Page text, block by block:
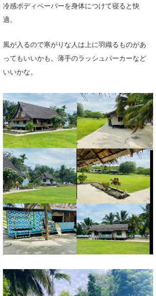
冷感ボディペーパーを身体につけて寝ると快
適。
風が入るので寒がりな人は上に羽織るものがあ
ってもいいかも。薄手のラッシュパーカーなど
いいかな。